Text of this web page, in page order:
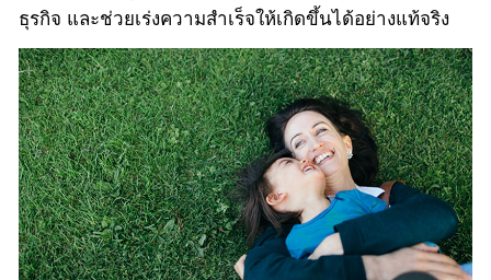
ธุรกิจ และช่วยเร่งความสำเร็จให้เกิดขึ้นได้อย่างแท้จริง